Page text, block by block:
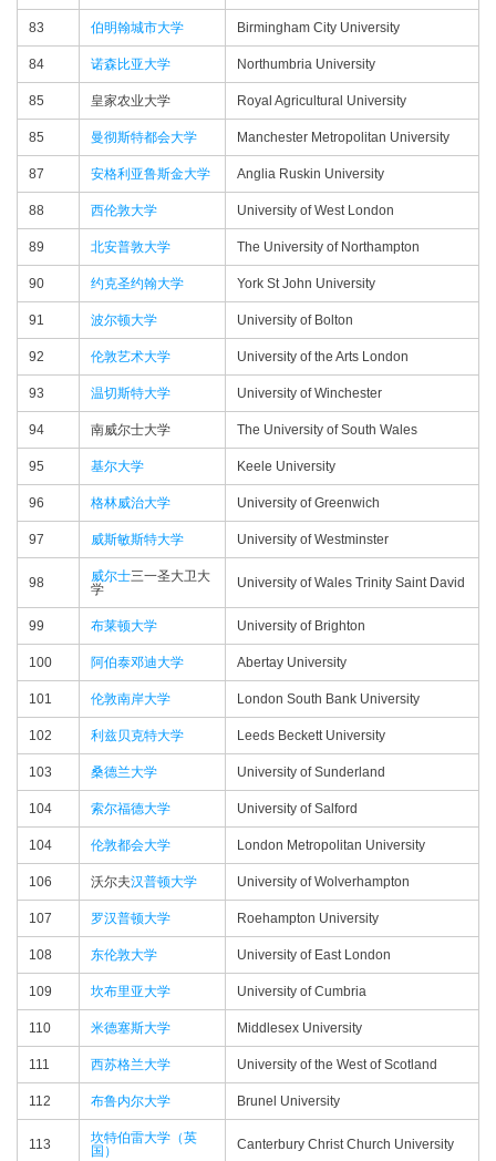
83 伯明翰城市大学 Birmingham City University
84 诺森比亚大学 Northumbria University
85 皇家农业大学 Royal Agricultural University
85 曼彻斯特都会大学 Manchester Metropolitan University
87 安格利亚鲁斯金大学 Anglia Ruskin University
88 西伦敦大学 University of West London
89 北安普敦大学 The University of Northampton
90 约克圣约翰大学 York St John University
91 波尔顿大学 University of Bolton
92 伦敦艺术大学 University of the Arts London
93 温切斯特大学 University of Winchester
94 南威尔士大学 The University of South Wales
95 基尔大学 Keele University
96 格林威治大学 University of Greenwich
97 威斯敏斯特大学 University of Westminster
98 威尔士三一圣大卫大
学
University of Wales Trinity Saint David
99 布莱顿大学 University of Brighton
100 阿伯泰邓迪大学 Abertay University
101 伦敦南岸大学 London South Bank University
102 利兹贝克特大学 Leeds Beckett University
103 桑德兰大学 University of Sunderland
104 索尔福德大学 University of Salford
104 伦敦都会大学 London Metropolitan University
106 沃尔夫汉普顿大学 University of Wolverhampton
107 罗汉普顿大学 Roehampton University
108 东伦敦大学 University of East London
109 坎布里亚大学 University of Cumbria
110 米德塞斯大学 Middlesex University
111 西苏格兰大学 University of the West of Scotland
112 布鲁内尔大学 Brunel University
113
坎特伯雷大学（英
国）
Canterbury Christ Church University